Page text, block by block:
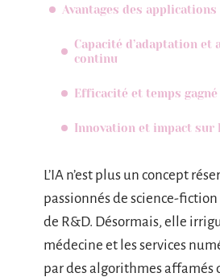
Avantages des applications
Capacité d’adaptation et
continu
Efficacité et temps gagné
Innovation et impact sur
L’IA n’est plus un concept
passionnés de science-
de R&D. Désormais, elle
médecine et les services
par des algorithmes affamés